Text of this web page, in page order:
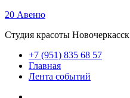
20 Авеню
Студия красоты Новочеркасск
+7 (951) 835 68 57
Главная
Лента событий